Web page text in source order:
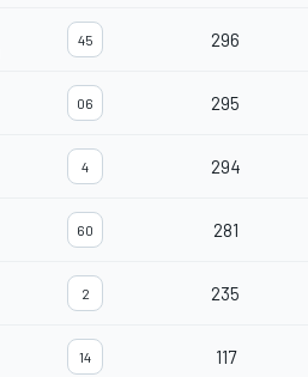
45 296
06 295
4 294
60 281
2 235
14 117